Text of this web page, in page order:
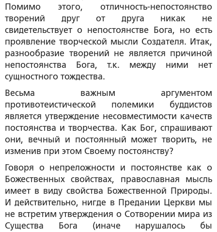
Помимо этого, отличность-непостоянство
творений друг от друга никак не
свидетельствует о непостоянстве Бога, но есть
проявление творческой мысли Создателя. Итак,
разнообразие творений не является причиной
непостоянства Бога, т.к. между ними нет
сущностного тождества.
Весьма важным аргументом
противотеистической полемики буддистов
является утверждение несовместимости качеств
постоянства и творчества. Как Бог, спрашивают
они, вечный и постоянный может творить, не
изменив при этом Своему постоянству?
Говоря о непреложности и постоянстве как о
Божественных свойствах, православная мысль
имеет в виду свойства Божественной Природы.
И действительно, нигде в Предании Церкви мы
не встретим утверждения о Сотворении мира из
Существа Бога (иначе нарушалось бы